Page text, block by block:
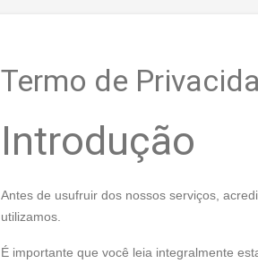
Termo de
Introdução
Antes de usufruir dos nossos serviços,
utilizamos.
É importante que você leia integralmente